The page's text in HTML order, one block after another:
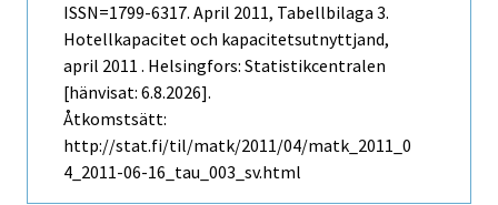
ISSN=1799-6317. April 2011, Tabellbilaga 3.
Hotellkapacitet och kapacitetsutnyttjand,
april 2011 . Helsingfors: Statistikcentralen
[hänvisat: 6.8.2026].
Åtkomstsätt:
http://stat.fi/til/matk/2011/04/matk_2011_0
4_2011-06-16_tau_003_sv.html